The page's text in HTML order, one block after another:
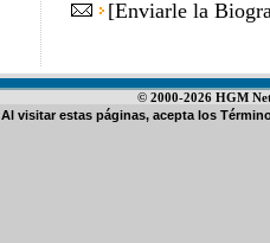
[Enviarle la
© 2000-2026 HGM
Al visitar estas páginas, acepta los